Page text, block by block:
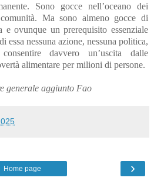
Sono gocce nell’oceano dei
Ma sono almeno gocce di
e ovunque un prerequisito essenziale
essa nessuna azione, nessuna politica,
davvero un’uscita dalle
alimentare per milioni di persone.
generale aggiunto Fao
›
Home page